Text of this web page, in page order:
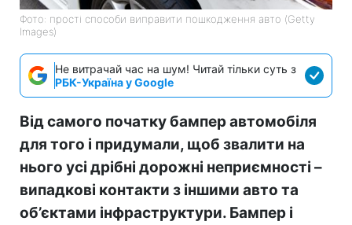
Фото: прості способи виправити пошкодження авто (Getty
Images)
Не витрачай час на шум! Читай тільки суть з
РБК-Україна у Google
Від самого початку бампер автомобіля
для того і придумали, щоб звалити на
нього усі дрібні дорожні неприємності –
випадкові контакти з іншими авто та
об’єктами інфраструктури. Бампер і